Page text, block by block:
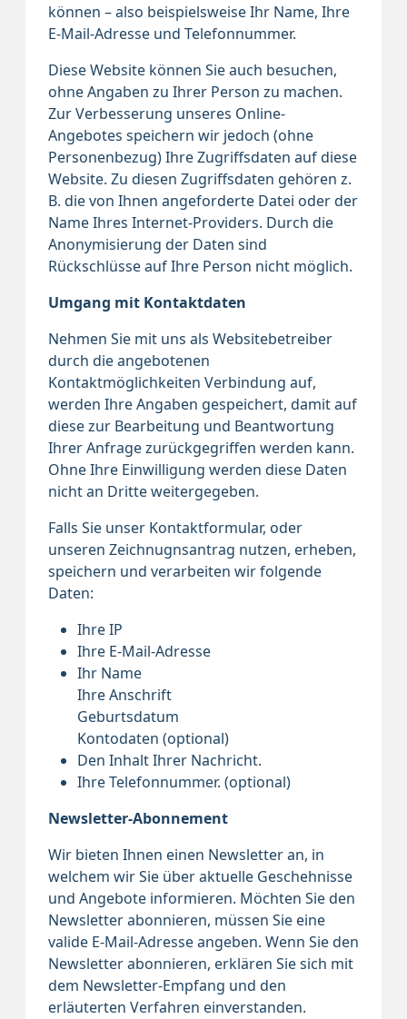
können – also beispielsweise Ihr Name, Ihre
E-Mail-Adresse und Telefonnummer.
Diese Website können Sie auch besuchen,
ohne Angaben zu Ihrer Person zu machen.
Zur Verbesserung unseres Online-
Angebotes speichern wir jedoch (ohne
Personenbezug) Ihre Zugriffsdaten auf diese
Website. Zu diesen Zugriffsdaten gehören z.
B. die von Ihnen angeforderte Datei oder der
Name Ihres Internet-Providers. Durch die
Anonymisierung der Daten sind
Rückschlüsse auf Ihre Person nicht möglich.
Umgang mit Kontaktdaten
Nehmen Sie mit uns als Websitebetreiber
durch die angebotenen
Kontaktmöglichkeiten Verbindung auf,
werden Ihre Angaben gespeichert, damit auf
diese zur Bearbeitung und Beantwortung
Ihrer Anfrage zurückgegriffen werden kann.
Ohne Ihre Einwilligung werden diese Daten
nicht an Dritte weitergegeben.
Falls Sie unser Kontaktformular, oder
unseren Zeichnugnsantrag nutzen, erheben,
speichern und verarbeiten wir folgende
Daten:
Ihre IP
Ihre E-Mail-Adresse
Ihr Name
Ihre Anschrift
Geburtsdatum
Kontodaten (optional)
Den Inhalt Ihrer Nachricht.
Ihre Telefonnummer. (optional)
Newsletter-Abonnement
Wir bieten Ihnen einen Newsletter an, in
welchem wir Sie über aktuelle Geschehnisse
und Angebote informieren. Möchten Sie den
Newsletter abonnieren, müssen Sie eine
valide E-Mail-Adresse angeben. Wenn Sie den
Newsletter abonnieren, erklären Sie sich mit
dem Newsletter-Empfang und den
erläuterten Verfahren einverstanden.